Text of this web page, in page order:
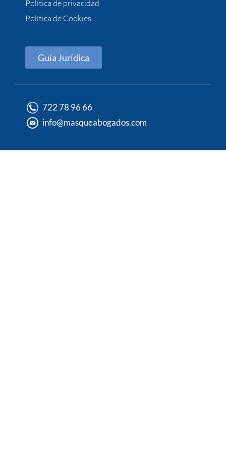
Política de privacidad
Política de Cookies
Guía Jurídica
722 78 96 66
info@masqueabogados.com